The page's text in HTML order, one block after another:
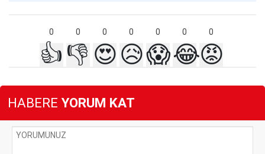
0 0 0 0 0 0 0
👍 👎 😍😥😱😂😡
HABERE YORUM KAT